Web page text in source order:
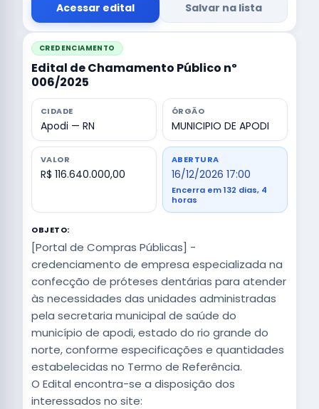
Acessar edital Salvar na lista
CREDENCIAMENTO
Edital de Chamamento Público nº
006/2025
CIDADE
Apodi — RN
ÓRGÃO
MUNICIPIO DE APODI
VALOR
R$ 116.640.000,00
ABERTURA
16/12/2026 17:00
Encerra em 132 dias, 4
horas
OBJETO:
[Portal de Compras Públicas] -
credenciamento de empresa especializada na
confecção de próteses dentárias para atender
às necessidades das unidades administradas
pela secretaria municipal de saúde do
município de apodi, estado do rio grande do
norte, conforme especificações e quantidades
estabelecidas no Termo de Referência.
O Edital encontra-se a disposição dos
interessados no site: